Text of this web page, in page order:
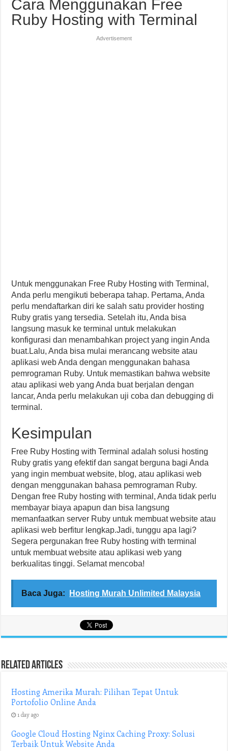
Cara Menggunakan Free
Ruby Hosting with Terminal
Advertisement
Untuk menggunakan Free Ruby Hosting with Terminal,
Anda perlu mengikuti beberapa tahap. Pertama, Anda
perlu mendaftarkan diri ke salah satu provider hosting
Ruby gratis yang tersedia. Setelah itu, Anda bisa
langsung masuk ke terminal untuk melakukan
konfigurasi dan menambahkan project yang ingin Anda
buat.Lalu, Anda bisa mulai merancang website atau
aplikasi web Anda dengan menggunakan bahasa
pemrograman Ruby. Untuk memastikan bahwa website
atau aplikasi web yang Anda buat berjalan dengan
lancar, Anda perlu melakukan uji coba dan debugging di
terminal.
Kesimpulan
Free Ruby Hosting with Terminal adalah solusi hosting
Ruby gratis yang efektif dan sangat berguna bagi Anda
yang ingin membuat website, blog, atau aplikasi web
dengan menggunakan bahasa pemrograman Ruby.
Dengan free Ruby hosting with terminal, Anda tidak perlu
membayar biaya apapun dan bisa langsung
memanfaatkan server Ruby untuk membuat website atau
aplikasi web berfitur lengkap.Jadi, tunggu apa lagi?
Segera pergunakan free Ruby hosting with terminal
untuk membuat website atau aplikasi web yang
berkualitas tinggi. Selamat mencoba!
Baca Juga: Hosting Murah Unlimited Malaysia
Related Articles
Hosting Amerika Murah: Pilihan Tepat Untuk
Portofolio Online Anda
1 day ago
Google Cloud Hosting Nginx Caching Proxy: Solusi
Terbaik Untuk Website Anda